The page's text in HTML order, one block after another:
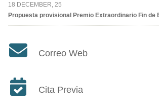
18 DECEMBER, 25
Propuesta provisional Premio Extraordinario Fin de
Correo Web
Cita Previa